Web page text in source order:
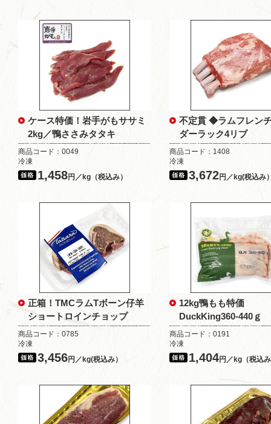
ケース特価！岩手がもササミ
2kg／鴨ささみタタキ
商品コード：0049
冷凍
1,458円／kg（税込み）
不定貫 ◆ラムフレン
ダーラック4リブ
商品コード：1408
冷凍
3,672円／kg(税込み
正箱！TMCラムTボーン仔羊
ショートロインチョップ
商品コード：0785
冷凍
3,456円／kg(税込み）
12kg鴨もも特価
DuckKing360-440ｇ
商品コード：0191
冷凍
1,404円／kg（税込